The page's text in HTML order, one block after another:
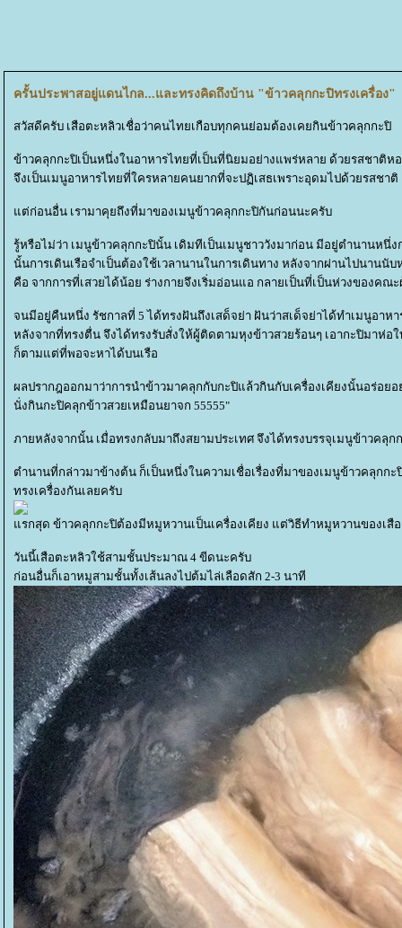
ครั้นประพาสอยู่แดนไกล...และทรงคิดถึงบ้าน "ข้าวคลุกกะปิทรงเครื่อง"
สวัสดีครับ เสือตะหลิวเชื่อว่าคนไทยเกือบทุกคนย่อมต้องเคยกินข้าวคลุกกะปิ
ข้าวคลุกกะปิเป็นหนึ่งในอาหารไทยที่เป็นที่นิยมอย่างแพร่หลาย ด้วยรสชาติ
จึงเป็นเมนูอาหารไทยที่ใครหลายคนยากที่จะปฏิเสธเพราะอุดมไปด้วยรสชาติ
ต่ก่อนอื่น เรามาคุยถึงที่มาของเมนูข้าวคลุกกะปิกันก่อนนะครับ
รู้หรือไม่ว่า เมนูข้าวคลุกกะปินั้น เดิมทีเป็นเมนูชาววังมาก่อน มีอยู่ตำนานห
นั้นการเดินเรือจำเป็นต้องใช้เวลานานในการเดินทาง หลังจากผ่านไปนานนั
คือ จากการที่เสวยได้น้อย ร่างกายจึงเริ่มอ่อนแอ กลายเป็นที่เป็นห่วงของคณ
จนมีอยู่คืนหนึ่ง รัชกาลที่ 5 ได้ทรงฝันถึงเสด็จย่า ฝันว่าสเด็จย่าได้ทำเมนูอาห
หลังจากที่ทรงตื่น จึงได้ทรงรับสั่งให้ผู้ติดตามหุงข้าวสวยร้อนๆ เอากะปิมาห่
ก็ตามแต่ที่พอจะหาได้บนเรือ
ผลปรากฎออกมาว่าการนำข้าวมาคลุกกับกะปิแล้วกินกับเครื่องเคียงนั้นอร่อ
นั่งกินกะปิคลุกข้าวสวยเหมือนยาจก 55555"
ภายหลังจากนั้น เมื่อทรงกลับมาถึงสยามประเทศ จึงได้ทรงบรรจุเมนูข้าวคลุ
ตำนานที่กล่าวมาข้างต้น ก็เป็นหนึ่งในความเชื่อเรื่องที่มาของเมนูข้าวคลุกก
ทรงเครื่องกันเลยครับ
รกสุด ข้าวคลุกกะปิต้องมีหมูหวานเป็นเครื่องเคียง แต่วิธีทำหมูหวานของเ
วันนี้เสือตะหลิวใช้สามชั้นประมาณ 4 ขีดนะครับ
ก่อนอื่นก็เอาหมูสามชั้นทั้งเส้นลงไปต้มไล่เลือดสัก 2-3 นาที